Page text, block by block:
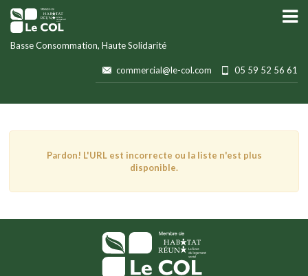
Basse Consommation, Haute Solidarité
commercial@le-col.com 05 59 52 56 61
Pardon! L'URL est incorrecte ou la liste n'est plus
disponible.